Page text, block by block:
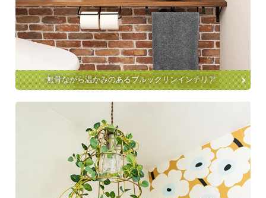
無骨ながら温かみのあるブルックリンインテリア